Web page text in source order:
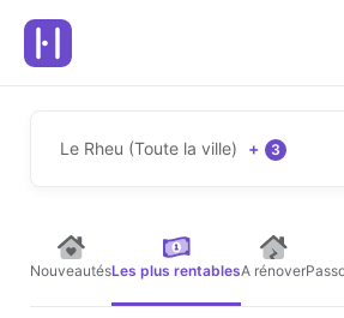
Le Rheu (Toute la ville) + 3
NouveautésLes plus rentablesA rénover